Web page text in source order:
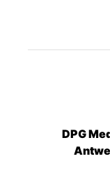
DPG